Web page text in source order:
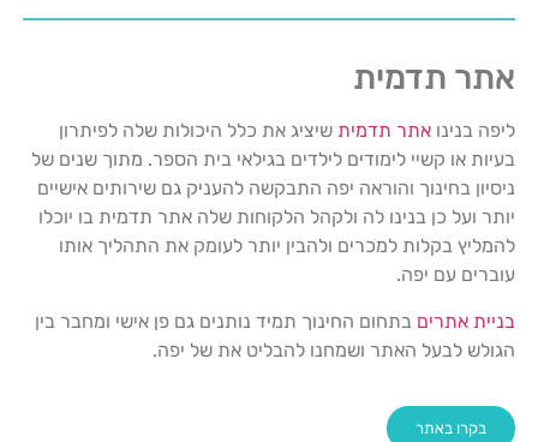
אתר תדמית
ליפה בנינואתר תדמית שיציג את כלל היכולות שלה לפיתרון
בעיות או קשיי לימודים לילדים בגילאי בית הספר. מתוך שנים של
ניסיון בחינוך והוראה יפה התבקשה להעניק גם שירותים אישיים
יותר ועל כן בנינו לה ולקהל הלקוחות שלה אתר תדמית בו יוכלו
להמליץ בקלות למכרים ולהבין יותר לעומק את התהליך אותו
עוברים עם יפה.
בניית אתרים בתחום החינוך תמיד נותנים גם פן אישי ומחבר בין
הגולש לבעל האתר ושמחנו להבליט את של יפה.
בקרו באתר